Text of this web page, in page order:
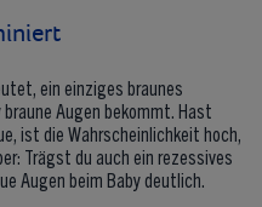
ein einziges braunes
Augen bekommt. Hast
ist die Wahrscheinlichkeit hoch,
Trägst du auch ein rezessives
Augen beim Baby deutlich.